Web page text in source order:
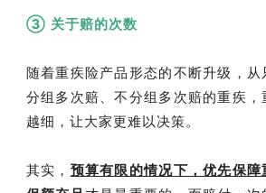
③ 关于赔的次数
随着重疾险产品形态的不断升级，从
分组多次赔、不分组多次赔的重疾
越细，让大家更难以决策。
其实， 预算有限的情况下，优先保